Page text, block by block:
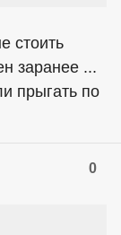
стоить
заранее ...
прыгать по
0